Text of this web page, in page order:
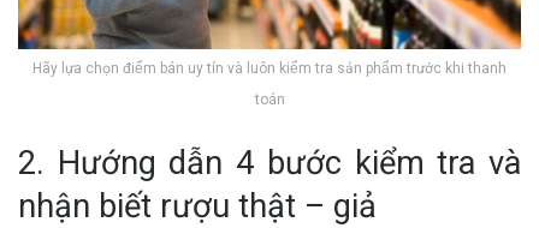
Hãy lựa chọn điểm bán uy tín và luôn kiểm tra sản phẩm trước khi thanh
toán
2. Hướng dẫn 4 bước kiểm tra và
nhận biết rượu thật – giả